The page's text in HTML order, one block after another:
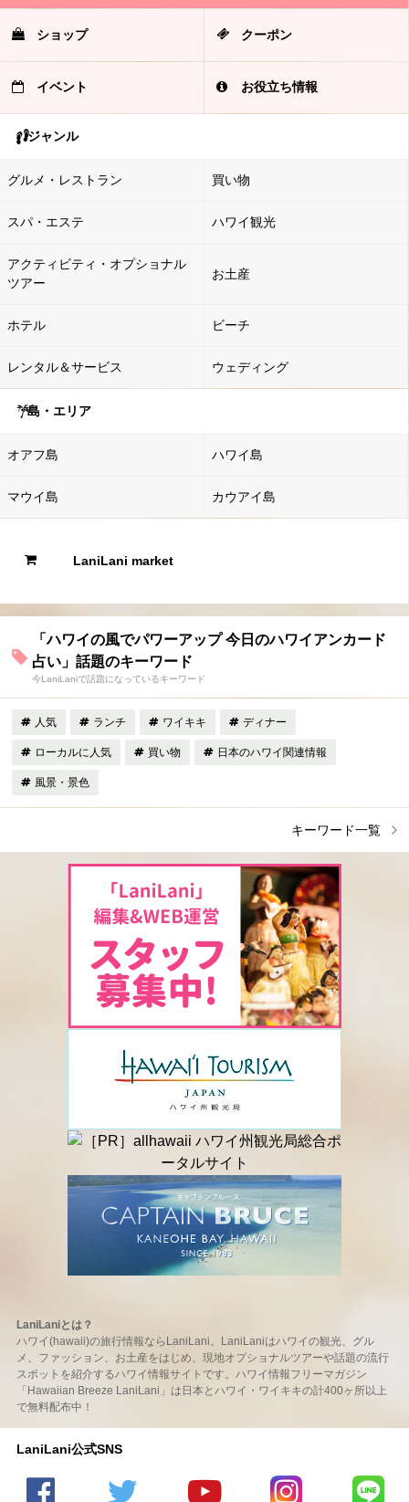
ショップ クーポン
イベント お役立ち情報
ジャンル
グルメ・レストラン 買い物
スパ・エステ ハワイ観光
アクティビティ・オプショナル
ツアー
お土産
ホテル ビーチ
レンタル＆サービス ウェディング
島・エリア
オアフ島 ハワイ島
マウイ島 カウアイ島
LaniLani market
「ハワイの風でパワーアップ 今日のハワイアンカード
占い」話題のキーワード
今LaniLaniで話題になっているキーワード
人気 ランチ ワイキキ ディナー
ローカルに人気 買い物 日本のハワイ関連情報
風景・景色
キーワード一覧
LaniLaniとは？
ハワイ(hawaii)の旅行情報ならLaniLani。LaniLaniはハワイの観光、グル
メ、ファッション、お土産をはじめ、現地オプショナルツアーや話題の流行
スポットを紹介するハワイ情報サイトです。ハワイ情報フリーマガジン
「Hawaiian Breeze LaniLani」は日本とハワイ・ワイキキの計400ヶ所以上
で無料配布中！
LaniLani公式SNS